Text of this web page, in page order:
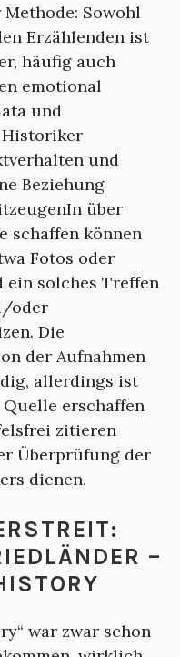
Sowohl
Erzählenden ist
häufig auch
emotional
und
Historiker
und
Beziehung
über
schaffen können
Fotos oder
ein solches Treffen
oder
Die
der Aufnahmen
allerdings ist
erschaffen
zitieren
Überprüfung der
dienen.
–
war zwar schon